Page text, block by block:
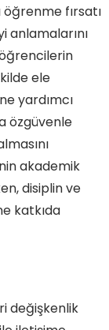
fırsatı
anlamalarını
ele
yardımcı
özgüvenle
akademik
disiplin ve
katkıda
değişkenlik